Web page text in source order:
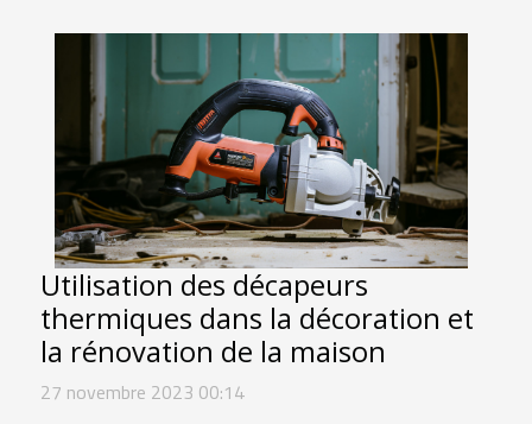
Utilisation des décapeurs
thermiques dans la décoration et
la rénovation de la maison
27 novembre 2023 00:14